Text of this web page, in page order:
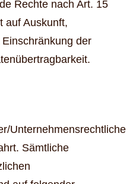
Rechte nach Art. 15
auf Auskunft,
der
Unternehmensrechtliche
Sämtliche